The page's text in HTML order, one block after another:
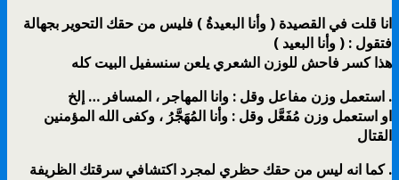
انا قلت في القصيدة ( وأنا البعيدةُ ) فليس من حقك التحوير بجهالة
فتقول : ( وأنا البعيد )
هذا كسر فاحش للوزن الشعري يلعن سنسفيل البيت كله
استعمل وزن مفاعل وقل : وانا المهاجر ، المسافر … إلخ .
او استعمل وزن مُفَعَّل وقل : وأنا المُهَجَّرُ ، وكفى الله المؤمنين
القتال
كما انه ليس من حقك حظري لمجرد اكتشافي سرقتك الظريفة .